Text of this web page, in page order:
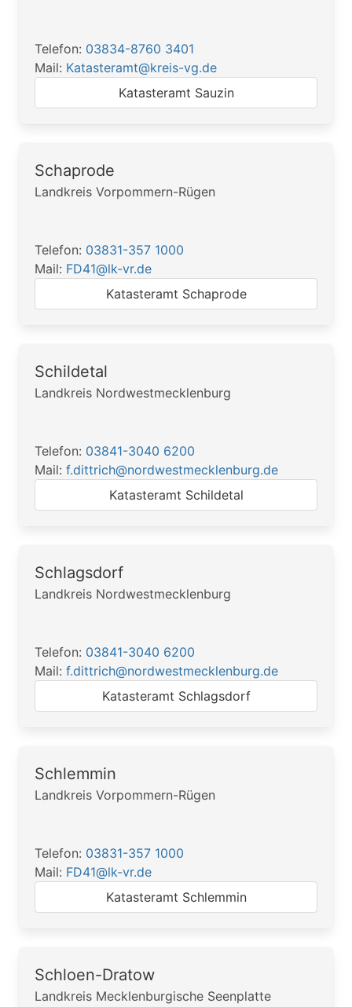
Telefon: 03834-8760 3401
Mail: Katasteramt@kreis-vg.de
Katasteramt Sauzin
Schaprode
Landkreis Vorpommern-Rügen
Telefon: 03831-357 1000
Mail: FD41@lk-vr.de
Katasteramt Schaprode
Schildetal
Landkreis Nordwestmecklenburg
Telefon: 03841-3040 6200
Mail: f.dittrich@nordwestmecklenburg.de
Katasteramt Schildetal
Schlagsdorf
Landkreis Nordwestmecklenburg
Telefon: 03841-3040 6200
Mail: f.dittrich@nordwestmecklenburg.de
Katasteramt Schlagsdorf
Schlemmin
Landkreis Vorpommern-Rügen
Telefon: 03831-357 1000
Mail: FD41@lk-vr.de
Katasteramt Schlemmin
Schloen-Dratow
Landkreis Mecklenburgische Seenplatte